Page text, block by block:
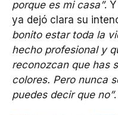
porque es mi casa”.
ya dejó clara su
bonito estar toda la
hecho profesional y
reconozcan que has
colores. Pero nunca
puedes decir que no”.